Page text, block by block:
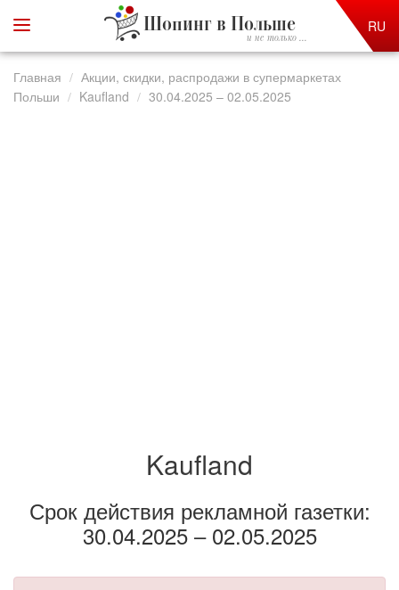
Шопинг в Польше
и не только ...
RU
Главная
Акции, скидки, распродажи в супермаркетах
Польши
Kaufland 30.04.2025 – 02.05.2025
Kaufland
Срок действия рекламной газетки:
30.04.2025 – 02.05.2025